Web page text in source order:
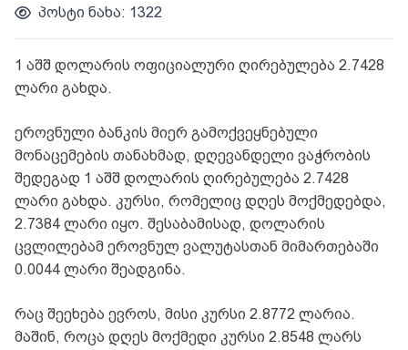
პოსტი ნახა: 1322
1 აშშ დოლარის ოფიციალური ღირებულება 2.7428
ლარი გახდა.
ეროვნული ბანკის მიერ გამოქვეყნებული
მონაცემების თანახმად, დღევანდელი ვაჭრობის
შედეგად 1 აშშ დოლარის ღირებულება 2.7428
ლარი გახდა. კურსი, რომელიც დღეს მოქმედებდა,
2.7384 ლარი იყო. შესაბამისად, დოლარის
ცვლილებამ ეროვნულ ვალუტასთან მიმართებაში
0.0044 ლარი შეადგინა.
რაც შეეხება ევროს, მისი კურსი 2.8772 ლარია.
მაშინ, როცა დღეს მოქმედი კურსი 2.8548 ლარს